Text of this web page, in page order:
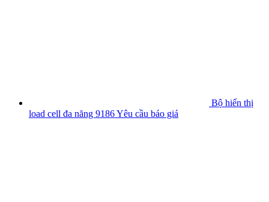
Bộ hiển thị
load cell đa năng 9186Yêu cầu báo giá